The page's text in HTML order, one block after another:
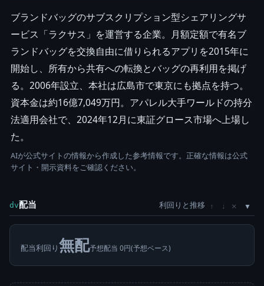
ブランドバッグのサブスクリプション型シェアリングサ
ービス「ラクサス」を運営する企業。月額定額で有名ブ
ランドバッグを交換自由に借りられるアプリを2015年に
開始し、所有から共有への転換とバッグの再利用を掲げ
る。2006年設立、本社は広島市で東京にも拠点を持つ。
資本金は約16億7,049万円。アパレル大手ワールドの持分
法適用会社で、2024年12月に東証グロース市場へ上場し
た。
AIが公式サイトの情報から作成した参考情報です。正確な情報は公式
サイト・開示資料をご確認ください。
dv配当 利回りと推移 ↑ ↓ ×
配当利回り無配予想配当 0円(予想ベース)